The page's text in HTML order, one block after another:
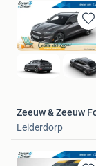
in
Mijn
Zeeuw & Zeeuw
Leiderdorp